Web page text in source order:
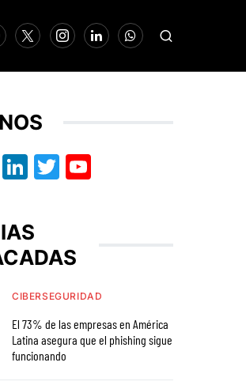
Instagram
LinkedIn
Twitter
CIBERSEGURIDAD
El 73% de las empresas en América
Latina asegura que el phishing sigue
funcionando